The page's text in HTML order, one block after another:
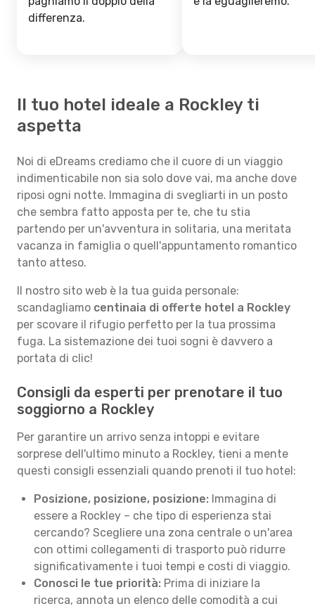
differenza.
Il tuo hotel ideale a Rockley ti
aspetta
Noi di eDreams crediamo che il cuore di un viaggio
indimenticabile non sia solo dove vai, ma anche dove
riposi ogni notte. Immagina di svegliarti in un posto
che sembra fatto apposta per te, che tu stia
partendo per un'avventura in solitaria, una meritata
vacanza in famiglia o quell'appuntamento romantico
tanto atteso.
Il nostro sito web è la tua guida personale:
scandagliamo centinaia di offerte hotel a Rockley
per scovare il rifugio perfetto per la tua prossima
fuga. La sistemazione dei tuoi sogni è davvero a
portata di clic!
Consigli da esperti per prenotare il tuo
soggiorno a Rockley
Per garantire un arrivo senza intoppi e evitare
sorprese dell'ultimo minuto a Rockley, tieni a mente
questi consigli essenziali quando prenoti il tuo hotel:
Posizione, posizione, posizione: Immagina di
essere a Rockley – che tipo di esperienza stai
cercando? Scegliere una zona centrale o un'area
con ottimi collegamenti di trasporto può ridurre
significativamente i tuoi tempi e costi di viaggio.
Conosci le tue priorità: Prima di iniziare la
ricerca, annota un elenco delle comodità a cui